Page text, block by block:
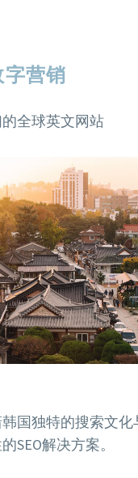
营销
全球英文网站
国独特的搜索文
SEO解决方案。